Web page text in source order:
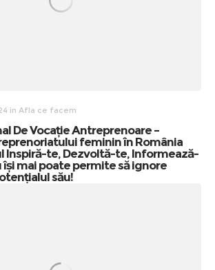
in Afla ce facem
De Vocație Antreprenoare –
feminin în România
Inspiră-te, Dezvoltă-te, Informează-
mai poate permite să ignore
său!